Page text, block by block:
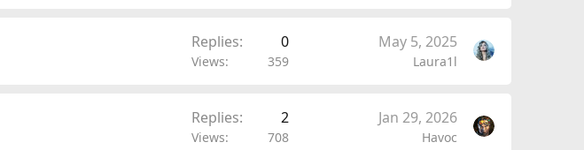
Replies 0
Views 359
May 5, 2025
Laura1l
Replies 2
Views 708
Jan 29, 2026
Havoc